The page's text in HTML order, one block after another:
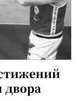
двора